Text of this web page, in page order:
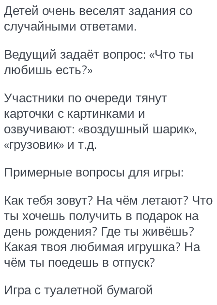
Детей очень веселят задания со
случайными ответами.
Ведущий задаёт вопрос: «Что ты
любишь есть?»
Участники по очереди тянут
карточки с картинками и
озвучивают: «воздушный шарик»,
«грузовик» и т.д.
Примерные вопросы для игры:
Как тебя зовут? На чём летают? Что
ты хочешь получить в подарок на
день рождения? Где ты живёшь?
Какая твоя любимая игрушка? На
чём ты поедешь в отпуск?
Игра с туалетной бумагой